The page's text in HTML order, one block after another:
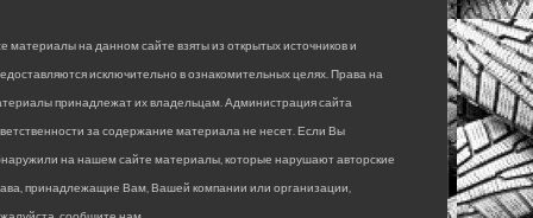
материалы на данном сайте взяты из открытых источников и
исключительно в ознакомительных целях. Права на
принадлежат их владельцам. Администрация сайта
за содержание материала не несет. Если Вы
на нашем сайте материалы, которые нарушают авторские
принадлежащие Вам, Вашей компании или организации,